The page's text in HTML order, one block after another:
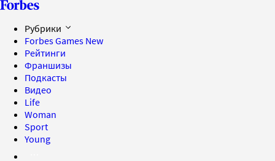
Рубрики
Forbes Games New
Рейтинги
Франшизы
Подкасты
Видео
Life
Woman
Sport
Young